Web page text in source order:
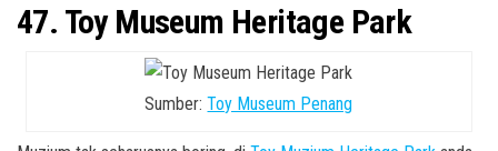
47. Toy Museum Heritage Park
Sumber:Toy Museum Penang